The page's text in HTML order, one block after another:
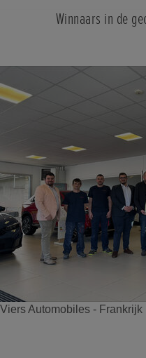
Winnaars in de
Viers Automobiles - Frankrijk